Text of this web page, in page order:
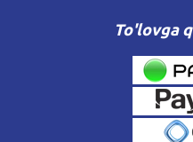
To'lovga